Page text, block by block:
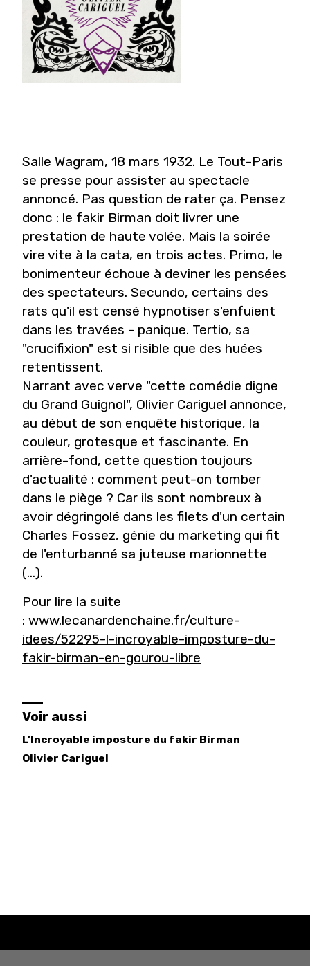
Salle Wagram, 18 mars 1932. Le Tout-Paris
se presse pour assister au spectacle
annoncé. Pas question de rater ça. Pensez
donc : le fakir Birman doit livrer une
prestation de haute volée. Mais la soirée
vire vite à la cata, en trois actes. Primo, le
bonimenteur échoue à deviner les pensées
des spectateurs. Secundo, certains des
rats qu'il est censé hypnotiser s'enfuient
dans les travées - panique. Tertio, sa
"crucifixion" est si risible que des huées
retentissent.
Narrant avec verve "cette comédie digne
du Grand Guignol", Olivier Cariguel annonce,
au début de son enquête historique, la
couleur, grotesque et fascinante. En
arrière-fond, cette question toujours
d'actualité : comment peut-on tomber
dans le piège ? Car ils sont nombreux à
avoir dégringolé dans les filets d'un certain
Charles Fossez, génie du marketing qui fit
de l'enturbanné sa juteuse marionnette
(...).
Pour lire la suite
: www.lecanardenchaine.fr/culture-
idees/52295-l-incroyable-imposture-du-
fakir-birman-en-gourou-libre
Voir aussi
L'Incroyable imposture du fakir Birman
Olivier Cariguel